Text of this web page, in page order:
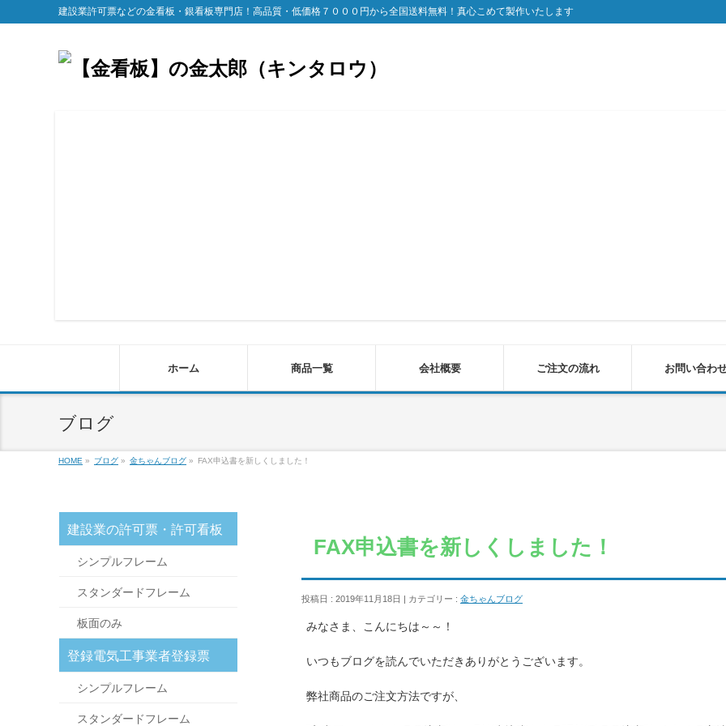
建設業許可票などの金看板・銀看板専門店！高品質・低価格７０００円から全国送料無料！真心こめて製作いたします
ホーム 商品一覧 会社概要 ご注文の流れ お問い合わ
ブログ
HOME » ブログ » 金ちゃんブログ » FAX申込書を新しくしました！
FAX申込書を新しくしました！
投稿日 : 2019年11月18日 | カテゴリー : 金ちゃんブログ
みなさま、こんにちは～～！
いつもブログを読んでいただきありがとうございます。
弊社商品のご注文方法ですが、
建設業の許可票・許可看板
シンプルフレーム
スタンダードフレーム
板面のみ
登録電気工事業者登録票
シンプルフレーム
スタンダードフレーム